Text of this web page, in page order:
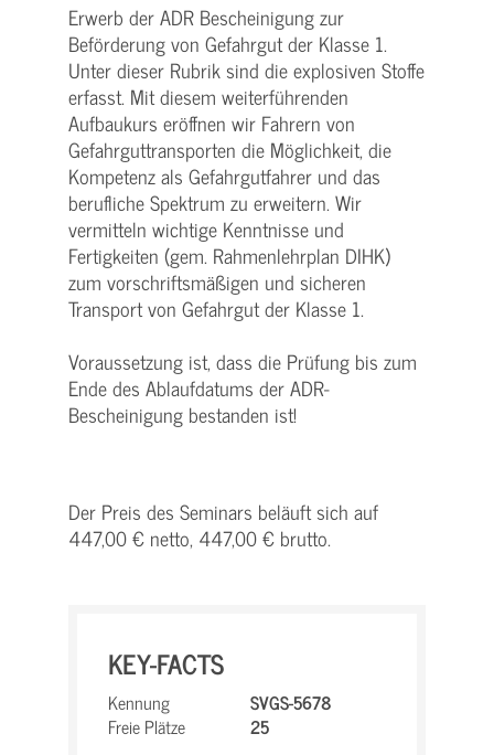
Erwerb der ADR Bescheinigung zur
Beförderung von Gefahrgut der Klasse 1.
Unter dieser Rubrik sind die explosiven Stoffe
erfasst. Mit diesem weiterführenden
Aufbaukurs eröffnen wir Fahrern von
Gefahrguttransporten die Möglichkeit, die
Kompetenz als Gefahrgutfahrer und das
berufliche Spektrum zu erweitern. Wir
vermitteln wichtige Kenntnisse und
Fertigkeiten (gem. Rahmenlehrplan DIHK)
zum vorschriftsmäßigen und sicheren
Transport von Gefahrgut der Klasse 1.
Voraussetzung ist, dass die Prüfung bis zum
Ende des Ablaufdatums der ADR-
Bescheinigung bestanden ist!
Der Preis des Seminars beläuft sich auf
447,00 € netto, 447,00 € brutto.
KEY-FACTS
Kennung
SVGS-5678
Freie Plätze
25